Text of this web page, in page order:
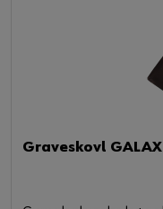
Graveskovl GALAX